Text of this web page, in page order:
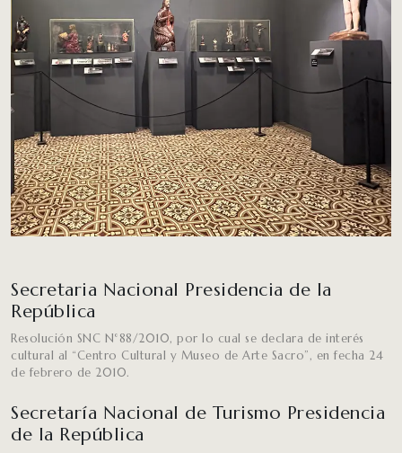
Secretaria Nacional Presidencia de la
República
Resolución SNC N°88/2010, por lo cual se declara de interés
cultural al “Centro Cultural y Museo de Arte Sacro”, en fecha 24
de febrero de 2010.
Secretaría Nacional de Turismo Presidencia
de la República